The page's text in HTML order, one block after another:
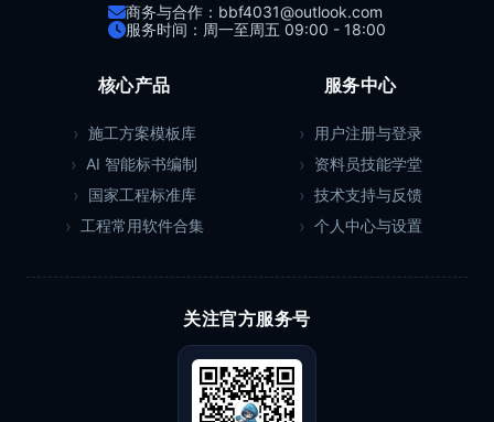
商务与合作：bbf4031@outlook.com
服务时间：周一至周五 09:00 - 18:00
核心产品
施工方案模板库
AI 智能标书编制
国家工程标准库
工程常用软件合集
服务中心
用户注册与登录
资料员技能学堂
技术支持与反馈
个人中心与设置
关注官方服务号